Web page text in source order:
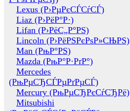
Lexus (Р›РµРєСЃСѓСЃ)
Liaz (Р›РёР°Р·)
Lifan (Р›РёС„Р°РЅ)
Lincoln (Р›РёРЅРєРѕР»СЊРЅ)
Man (РњР°РЅ)
Mazda (РњР°Р·РґР°)
Mercedes
(РњРµСЂСЃРµРґРµСЃ)
Mercury (РњРµСЂРєСѓСЂРё)
Mitsubishi